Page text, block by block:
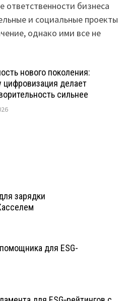
ответственности бизнеса
и социальные проекты
однако ими все не
нового поколения:
цифровизация делает
сильнее
зарядки
для ESG-